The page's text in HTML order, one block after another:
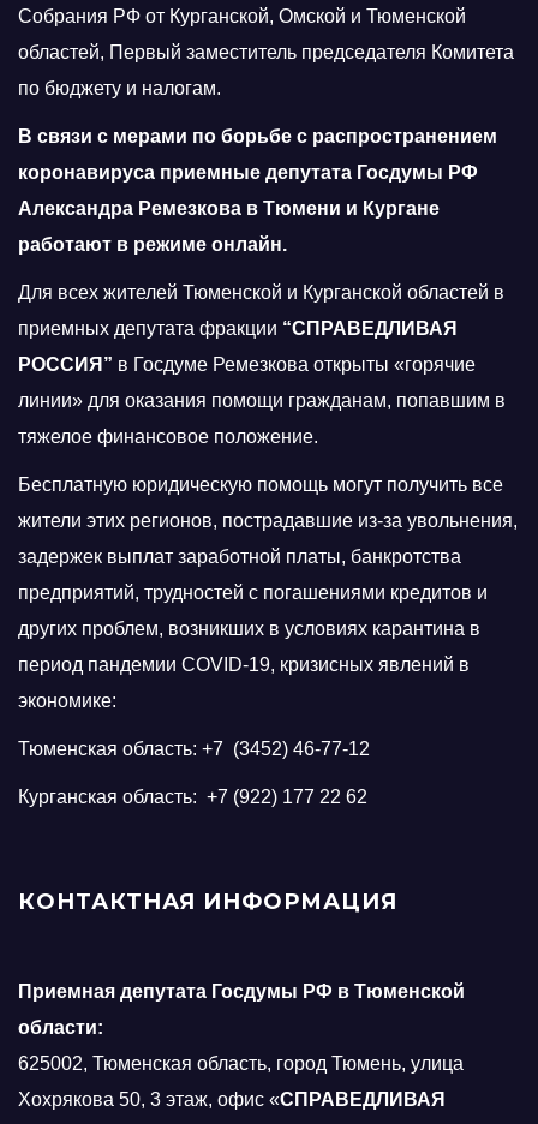
Собрания РФ от Курганской, Омской и Тюменской
областей, Первый заместитель председателя Комитета
по бюджету и налогам.
В связи с мерами по борьбе с распространением
коронавируса приемные депутата Госдумы РФ
Александра Ремезкова в Тюмени и Кургане
работают в режиме онлайн.
Для всех жителей Тюменской и Курганской областей в
приемных депутата фракции “СПРАВЕДЛИВАЯ
РОССИЯ” в Госдуме Ремезкова открыты «горячие
линии» для оказания помощи гражданам, попавшим в
тяжелое финансовое положение.
Бесплатную юридическую помощь могут получить все
жители этих регионов, пострадавшие из-за увольнения,
задержек выплат заработной платы, банкротства
предприятий, трудностей с погашениями кредитов и
других проблем, возникших в условиях карантина в
период пандемии COVID-19, кризисных явлений в
экономике:
Тюменская область: +7 (3452) 46-77-12
Курганская область: +7 (922) 177 22 62
КОНТАКТНАЯ ИНФОРМАЦИЯ
Приемная депутата Госдумы РФ в Тюменской
области:
625002, Тюменская область, город Тюмень, улица
Хохрякова 50, 3 этаж, офис «СПРАВЕДЛИВАЯ